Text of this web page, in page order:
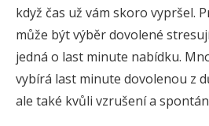
když čas už vám skoro vypršel.
může být výběr dovolené
jedná o last minute nabídku.
vybírá last minute dovolenou z
ale také kvůli vzrušení a